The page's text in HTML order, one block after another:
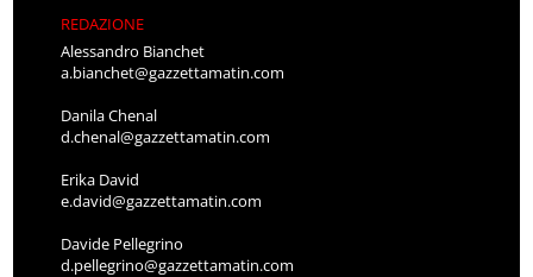
REDAZIONE
Alessandro Bianchet
a.bianchet@gazzettamatin.com
Danila Chenal
d.chenal@gazzettamatin.com
Erika David
e.david@gazzettamatin.com
Davide Pellegrino
d.pellegrino@gazzettamatin.com